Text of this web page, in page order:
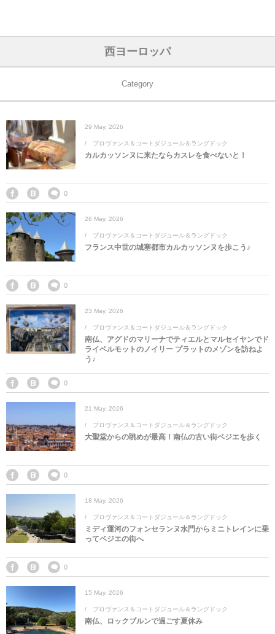
西ヨーロッパ
Category
29 May, 2026
プロヴァンス＆コートダジュール＆ラングドック
カルカッソンヌに来たならカスレを食べないと！
0
26 May, 2026
プロヴァンス＆コートダジュール＆ラングドック
フランス中世の城塞都市カルカッソンヌを歩こう♪
0
23 May, 2026
プロヴァンス＆コートダジュール＆ラングドック
南仏、アグドのマリーナでティエルとマルセイヤンでド
ライベルモットのノイリー プラットのメゾンを訪ねよ
う♪
0
21 May, 2026
プロヴァンス＆コートダジュール＆ラングドック
大聖堂からの眺めが最高！南仏の古い街ベジエを歩く
0
18 May, 2026
プロヴァンス＆コートダジュール＆ラングドック
ミディ運河のフォンセランヌ水門からミニトレインに乗
ってベジエの街へ
0
15 May, 2026
プロヴァンス＆コートダジュール＆ラングドック
南仏、ロックブルンで過ごす夏休み
アジアのホテル シンガポール
中国のホテル
ラオスのホテ
ヴェトナムの
ヨーロッパのホテル
フランスのホ
ギリシャのホ
ポーランドの
中東のホテル
オマーンのホ
アラブ首長国
アメリカのホテル
アメリカ合衆
アフリカのホテル
モロッコのホ
エジプトのホ
オセアニアのホテル
中央ヨーロッパ オーストリア
ブルガリア
西ヨーロッパ
ベルギー
フランス
東ヨーロッパ
ロシア
ポーランド
南ヨーロッパ
ギリシャ
イタリア
北ヨーロッパ
デンマーク
中国 香港&マカオ
北京
雲南省
カンボジア
インド
インドネシア
韓国
日本
東京、神奈川
京都、奈良
ラオス
マレーシア
モルディブ
ミャンマー
シンガポール
ヴェトナム
タイ
モロッコ
エジプト
ナミビア
アメリカ合衆国
カタール
サウジアラビア
トルコ
オマーン
アラブ首長国連邦
ドバイ
アブダビ
エーゲ航空
エールフランス＆イベリア航空
全日空・日本航空
エミレーツ航空
エチオピア航空
ユーロスター・タリス
ルフトハンザ航空・ブリュッセル航空
カタール航空
シンガポール航空